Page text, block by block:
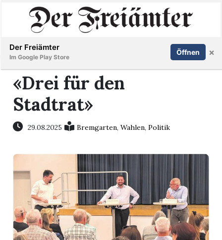
Immobilien
Veranstaltungen
Stellen
E-
Paper
Newsletter
Inserieren Abonnieren Anmelden
«Drei für den
Stadtrat»
29.08.2025 Bremgarten,Wahlen,Politik
Der Freiämter
Im Google Play Store
Öffnen ×